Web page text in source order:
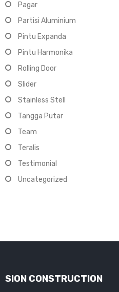
Pagar
Partisi Aluminium
Pintu Expanda
Pintu Harmonika
Rolling Door
Slider
Stainless Stell
Tangga Putar
Team
Teralis
Testimonial
Uncategorized
SION CONSTRUCTION